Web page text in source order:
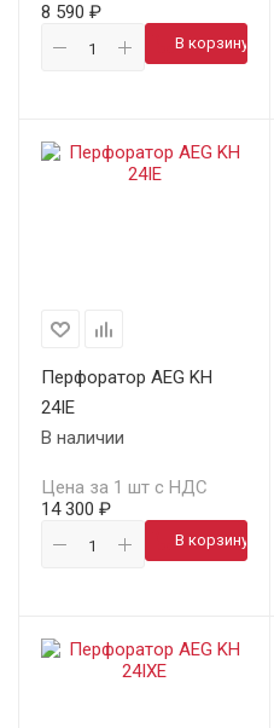
8 590 ₽
В корзину
Перфоратор AEG KH
24IE
В наличии
Цена за 1 шт с НДС
14 300 ₽
В корзину